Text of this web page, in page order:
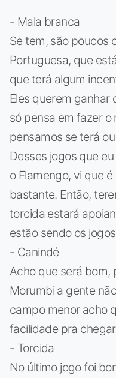
- Mala branca
Se tem, são poucos
Portuguesa, que
que terá algum
Eles querem ganhar
só pensa em fazer o
pensamos se terá
Desses jogos que
o Flamengo, vi que
bastante. Então,
torcida estará
estão sendo os
- Canindé
Acho que será bom,
Morumbi a gente
campo menor acho
facilidade pra
- Torcida
No último jogo foi